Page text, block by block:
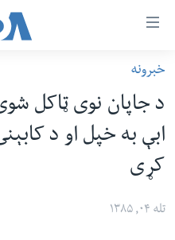
رسي
وړ
اتصالات
اصلي
ته
افغانستان
سیمه
امریکا
نړۍ
خبرونه
د جاپان نوى ټاکل
ابې به خپل او د
کړى
تله ۰۴, ۱۳۸۵